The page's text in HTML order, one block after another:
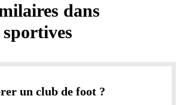
dans
un club de foot ?